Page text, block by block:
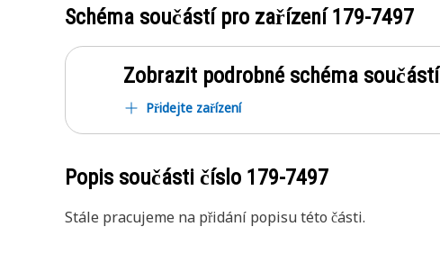
Schéma součástí pro zařízení179-7497
Zobrazit podrobné schéma součástí
Přidejte zařízení
Popis součásti číslo 179-7497
Stále pracujeme na přidání popisu této části.